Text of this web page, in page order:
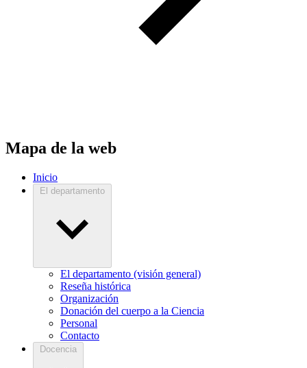
Mapa de la web
Inicio
El departamento
El departamento (visión general)
Reseña histórica
Organización
Donación del cuerpo a la Ciencia
Personal
Contacto
Docencia